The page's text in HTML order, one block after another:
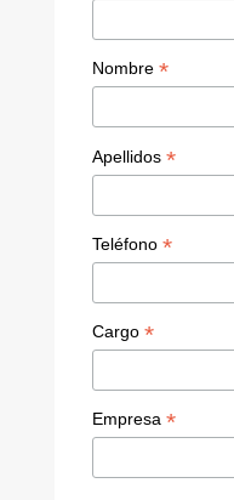
Nombre *
Apellidos *
Teléfono *
Cargo *
Empresa *